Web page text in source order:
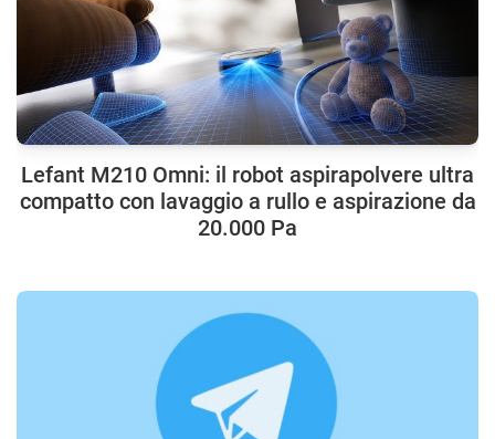
Lefant M210 Omni: il robot aspirapolvere ultra
compatto con lavaggio a rullo e aspirazione da
20.000 Pa